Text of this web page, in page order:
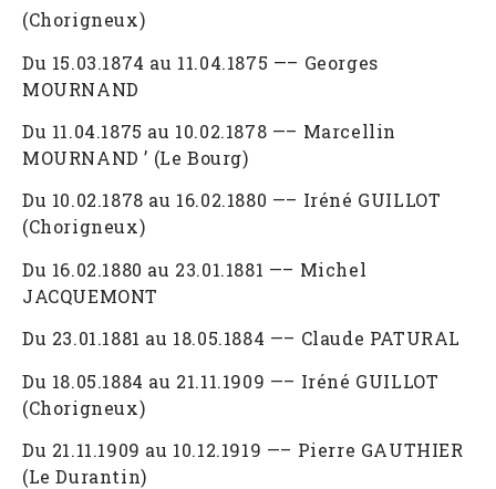
(Chorigneux)
Du 15.03.1874 au 11.04.1875 —– Georges
MOURNAND
Du 11.04.1875 au 10.02.1878 —– Marcellin
MOURNAND ’ (Le Bourg)
Du 10.02.1878 au 16.02.1880 —– Iréné GUILLOT
(Chorigneux)
Du 16.02.1880 au 23.01.1881 —– Michel
JACQUEMONT
Du 23.01.1881 au 18.05.1884 —– Claude PATURAL
Du 18.05.1884 au 21.11.1909 —– Iréné GUILLOT
(Chorigneux)
Du 21.11.1909 au 10.12.1919 —– Pierre GAUTHIER
(Le Durantin)